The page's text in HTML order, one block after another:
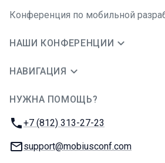
Конференция по мобильной
НАШИ КОНФЕРЕНЦИИ
НАВИГАЦИЯ
НУЖНА ПОМОЩЬ?
Телефон:
+7 (812) 313-27-23
E-mail:
support@mobiusconf.com